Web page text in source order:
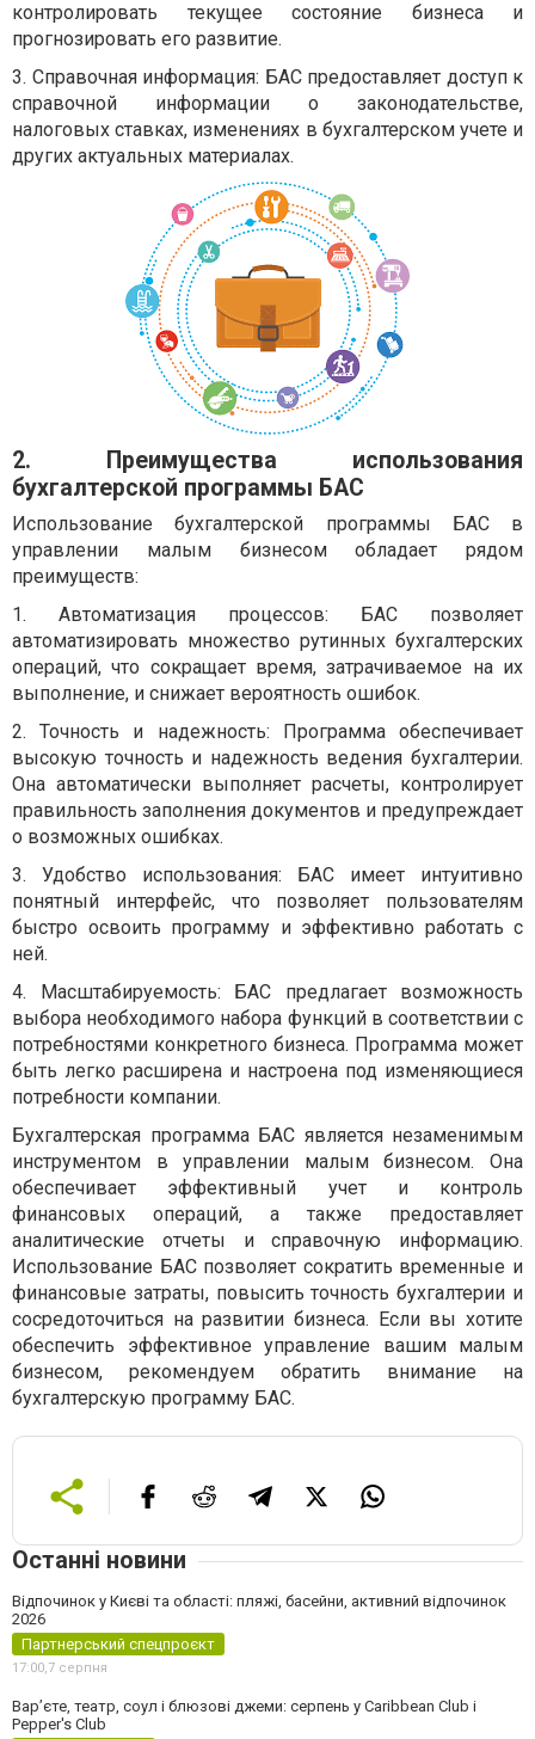
контролировать текущее состояние бизнеса и
прогнозировать его развитие.
3. Справочная информация: БАС предоставляет доступ к
справочной информации о законодательстве,
налоговых ставках, изменениях в бухгалтерском учете и
других актуальных материалах.
2. Преимущества использования
бухгалтерской программы БАС
Использование бухгалтерской программы БАС в
управлении малым бизнесом обладает рядом
преимуществ:
1. Автоматизация процессов: БАС позволяет
автоматизировать множество рутинных бухгалтерских
операций, что сокращает время, затрачиваемое на их
выполнение, и снижает вероятность ошибок.
2. Точность и надежность: Программа обеспечивает
высокую точность и надежность ведения бухгалтерии.
Она автоматически выполняет расчеты, контролирует
правильность заполнения документов и предупреждает
о возможных ошибках.
3. Удобство использования: БАС имеет интуитивно
понятный интерфейс, что позволяет пользователям
быстро освоить программу и эффективно работать с
ней.
4. Масштабируемость: БАС предлагает возможность
выбора необходимого набора функций в соответствии с
потребностями конкретного бизнеса. Программа может
быть легко расширена и настроена под изменяющиеся
потребности компании.
Бухгалтерская программа БАС является незаменимым
инструментом в управлении малым бизнесом. Она
обеспечивает эффективный учет и контроль
финансовых операций, а также предоставляет
аналитические отчеты и справочную информацию.
Использование БАС позволяет сократить временные и
финансовые затраты, повысить точность бухгалтерии и
сосредоточиться на развитии бизнеса. Если вы хотите
обеспечить эффективное управление вашим малым
бизнесом, рекомендуем обратить внимание на
бухгалтерскую программу БАС.
Останні новини
Відпочинок у Києві та області: пляжі, басейни, активний відпочинок
2026
Партнерський спецпроєкт
17:00,7 серпня
Вар’єте, театр, соул і блюзові джеми: серпень у Caribbean Club і
Pepper's Club